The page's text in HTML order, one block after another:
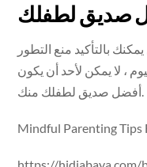
صديق لطفلك
بالتأكيد منع التطور
، لا يمكن لأحد أن يكون
Mindful Parenting Tips